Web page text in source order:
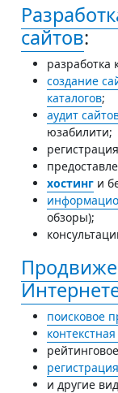
сайтов:
разработка
создание
каталогов;
аудит
юзабилити;
регистрация
хостинг и
обзоры);
поисковое
и другие